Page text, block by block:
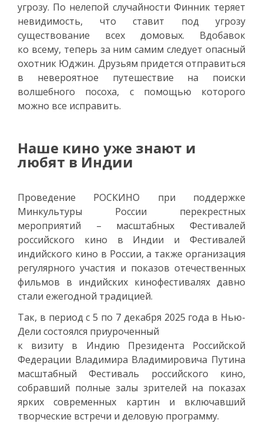
угрозу. По нелепой случайности Финник теряет
невидимость, что ставит под угрозу
существование всех домовых. Вдобавок
ко всему, теперь за ним самим следует опасный
охотник Юджин. Друзьям придется отправиться
в невероятное путешествие на поиски
волшебного посоха, с помощью которого
можно все исправить.
Наше кино уже знают и
любят в Индии
Проведение РОСКИНО при поддержке
Минкультуры России перекрестных
мероприятий – масштабных Фестивалей
российского кино в Индии и Фестивалей
индийского кино в России, а также организация
регулярного участия и показов отечественных
фильмов в индийских кинофестивалях давно
стали ежегодной традицией.
Так, в период с 5 по 7 декабря 2025 года в Нью-
Дели состоялся приуроченный
к визиту в Индию Президента Российской
Федерации Владимира Владимировича Путина
масштабный Фестиваль российского кино,
собравший полные залы зрителей на показах
ярких современных картин и включавший
творческие встречи и деловую программу.